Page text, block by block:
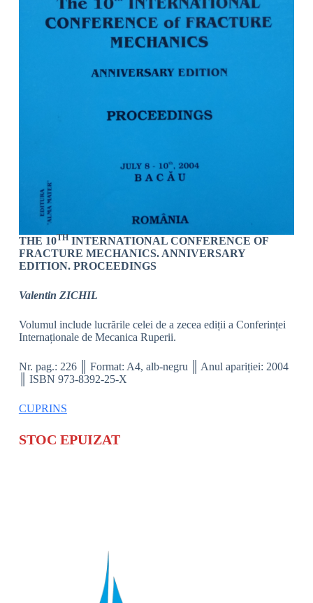
THE 10THINTERNATIONAL CONFERENCE OF
FRACTURE MECHANICS. ANNIVERSARY
EDITION. PROCEEDINGS
Valentin ZICHIL
Volumul include lucrările celei de a zecea ediții a Conferinței
Internaționale de Mecanica Ruperii.
Nr. pag.: 226 ║ Format: A4, alb-negru ║ Anul apariției: 2004
║ ISBN 973-8392-25-X
CUPRINS
STOC EPUIZAT